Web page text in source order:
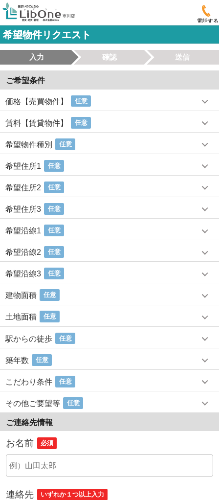
電話する
希望物件リクエスト
入力 確認 送信
ご希望条件
価格【売買物件】 任意
賃料【賃貸物件】 任意
希望物件種別 任意
希望住所1 任意
希望住所2 任意
希望住所3 任意
希望沿線1 任意
希望沿線2 任意
希望沿線3 任意
建物面積 任意
土地面積 任意
駅からの徒歩 任意
築年数 任意
こだわり条件 任意
その他ご要望等 任意
ご連絡先情報
お名前 必須
連絡先 いずれか１つ以上入力